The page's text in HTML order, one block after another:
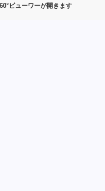
ビューワーが開きます